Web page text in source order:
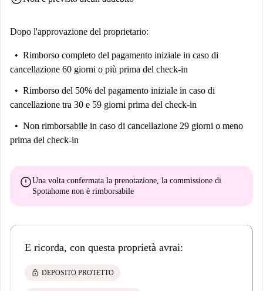
tra storia e vita moderna.
Dopo l'approvazione del proprietario:
Rimborso completo del pagamento iniziale in caso di
cancellazione 60 giorni o più prima del check-in
Rimborso del 50% del pagamento iniziale in caso di
cancellazione tra 30 e 59 giorni prima del check-in
Non rimborsabile in caso di cancellazione 29 giorni o meno
prima del check-in
errorUna volta confermata la prenotazione, la commissione di
Spotahome non è rimborsabile
E ricorda, con questa proprietà avrai:
lock DEPOSITO PROTETTO